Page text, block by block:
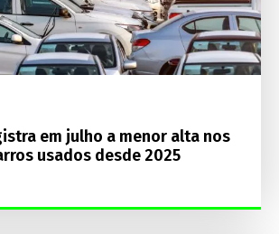
em julho a menor alta nos
usados desde 2025